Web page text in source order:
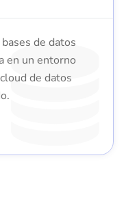
de datos
en un entorno
de datos